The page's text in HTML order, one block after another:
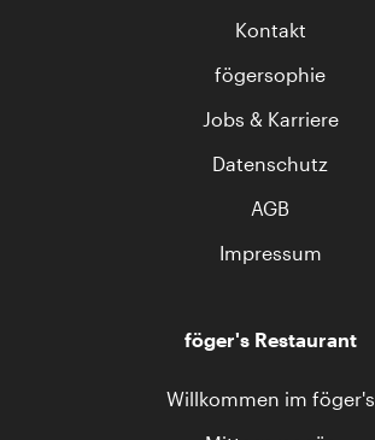
Kontakt
fögersophie
Jobs & Karriere
Datenschutz
AGB
Impressum
föger's Restaurant
Willkommen im föger's